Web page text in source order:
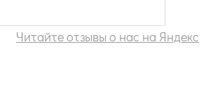
Читайте отзывы о нас на Яндекс